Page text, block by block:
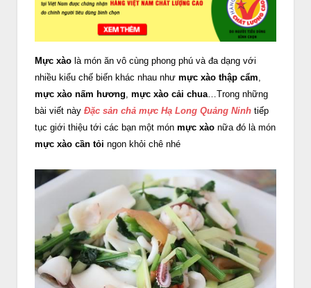
Mực xào là món ăn vô cùng phong phú và đa dạng với
nhiều kiểu chế biến khác nhau như mực xào thập cẩm
mực xào nấm hương mực xào cải chua …Trong những
bài viết này Đặc sản chả mực Hạ Long Quảng Ninh tiếp
tục giới thiệu tới các bạn một món mực xào nữa đó là món
mực xào cần tỏi ngon khỏi chê nhé